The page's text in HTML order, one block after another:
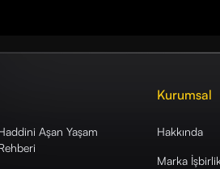
Aşan Yaşam
Kurumsal
Hakkında
Marka